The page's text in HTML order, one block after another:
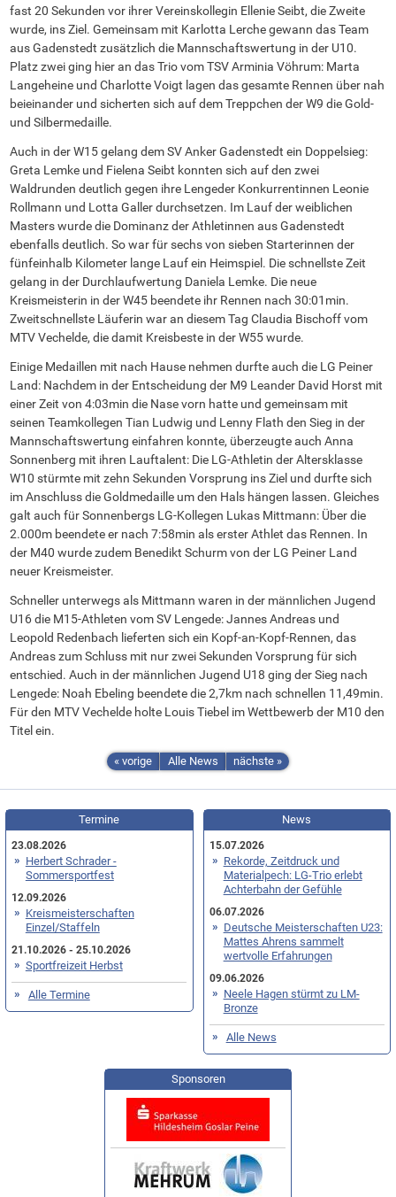
fast 20 Sekunden vor ihrer Vereinskollegin Ellenie Seibt, die Zweite
wurde, ins Ziel. Gemeinsam mit Karlotta Lerche gewann das Team
aus Gadenstedt zusätzlich die Mannschaftswertung in der U10.
Platz zwei ging hier an das Trio vom TSV Arminia Vöhrum: Marta
Langeheine und Charlotte Voigt lagen das gesamte Rennen über nah
beieinander und sicherten sich auf dem Treppchen der W9 die Gold-
und Silbermedaille.
Auch in der W15 gelang dem SV Anker Gadenstedt ein Doppelsieg:
Greta Lemke und Fielena Seibt konnten sich auf den zwei
Waldrunden deutlich gegen ihre Lengeder Konkurrentinnen Leonie
Rollmann und Lotta Galler durchsetzen. Im Lauf der weiblichen
Masters wurde die Dominanz der Athletinnen aus Gadenstedt
ebenfalls deutlich. So war für sechs von sieben Starterinnen der
fünfeinhalb Kilometer lange Lauf ein Heimspiel. Die schnellste Zeit
gelang in der Durchlaufwertung Daniela Lemke. Die neue
Kreismeisterin in der W45 beendete ihr Rennen nach 30:01min.
Zweitschnellste Läuferin war an diesem Tag Claudia Bischoff vom
MTV Vechelde, die damit Kreisbeste in der W55 wurde.
Einige Medaillen mit nach Hause nehmen durfte auch die LG Peiner
Land: Nachdem in der Entscheidung der M9 Leander David Horst mit
einer Zeit von 4:03min die Nase vorn hatte und gemeinsam mit
seinen Teamkollegen Tian Ludwig und Lenny Flath den Sieg in der
Mannschaftswertung einfahren konnte, überzeugte auch Anna
Sonnenberg mit ihren Lauftalent: Die LG-Athletin der Altersklasse
W10 stürmte mit zehn Sekunden Vorsprung ins Ziel und durfte sich
im Anschluss die Goldmedaille um den Hals hängen lassen. Gleiches
galt auch für Sonnenbergs LG-Kollegen Lukas Mittmann: Über die
2.000m beendete er nach 7:58min als erster Athlet das Rennen. In
der M40 wurde zudem Benedikt Schurm von der LG Peiner Land
neuer Kreismeister.
Schneller unterwegs als Mittmann waren in der männlichen Jugend
U16 die M15-Athleten vom SV Lengede: Jannes Andreas und
Leopold Redenbach lieferten sich ein Kopf-an-Kopf-Rennen, das
Andreas zum Schluss mit nur zwei Sekunden Vorsprung für sich
entschied. Auch in der männlichen Jugend U18 ging der Sieg nach
Lengede: Noah Ebeling beendete die 2,7km nach schnellen 11,49min.
Für den MTV Vechelde holte Louis Tiebel im Wettbewerb der M10 den
Titel ein.
« vorige Alle News nächste »
Termine
23.08.2026
Herbert Schrader -
Sommersportfest
12.09.2026
Kreismeisterschaften
Einzel/Staffeln
21.10.2026 - 25.10.2026
Sportfreizeit Herbst
Alle Termine
News
15.07.2026
Rekorde, Zeitdruck und
Materialpech: LG-Trio erlebt
Achterbahn der Gefühle
06.07.2026
Deutsche Meisterschaften U23:
Mattes Ahrens sammelt
wertvolle Erfahrungen
09.06.2026
Neele Hagen stürmt zu LM-
Bronze
Alle News
Sponsoren